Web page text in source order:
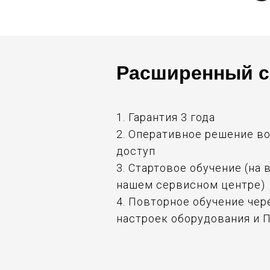
1. Гарантия 3 года
2. Оперативное решение
доступ
3. Стартовое обучение (на
нашем сервисном центре)
4. Повторное обучение
настроек оборудования и
Расширенный